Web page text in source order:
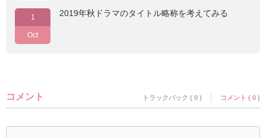
1
Oct
2019年秋ドラマのタイトル略称を考えてみる
コメント トラックバック ( 0 ) コメント ( 0 )